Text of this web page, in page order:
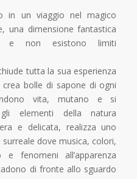
in un viaggio nel magico
una dimensione fantastica
e non esistono limiti
tutta la sua esperienza
bolle di sapone di ogni
vita, mutano e si
elementi della natura
e delicata, realizza uno
dove musica, colori,
fenomeni all’apparenza
di fronte allo sguardo